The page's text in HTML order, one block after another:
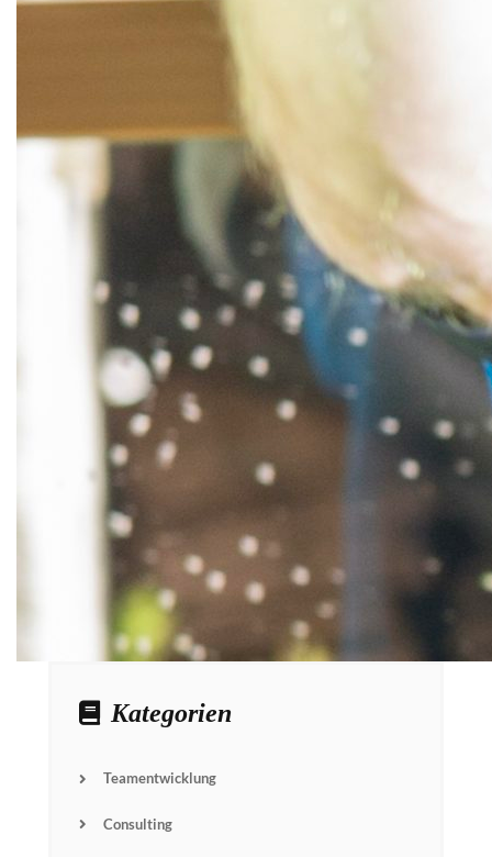
Kategorien
Teamentwicklung
Consulting